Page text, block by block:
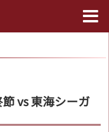
vs 東海シーガ